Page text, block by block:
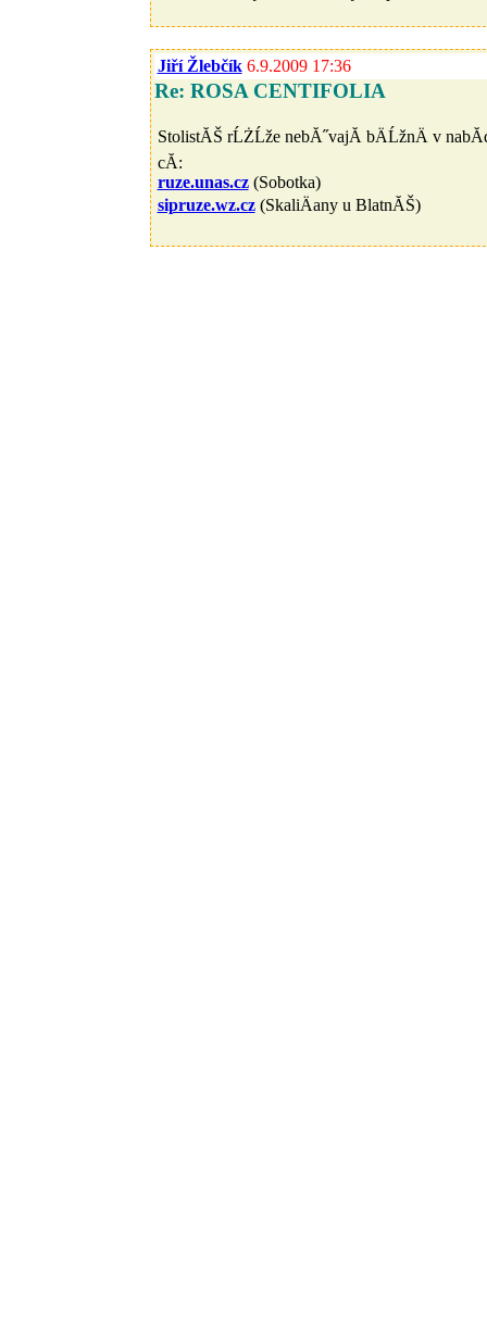
Jiří Žlebčík 6.9.2009 17:36
Re: ROSA CENTIFOLIA
StolistĂŠ rĹŻĹže nebĂ˝vajĂ­ bÄĹžnÄ v
cĂ­:
ruze.unas.cz(Sobotka)
sipruze.wz.cz(SkaliÄany u BlatnĂŠ)